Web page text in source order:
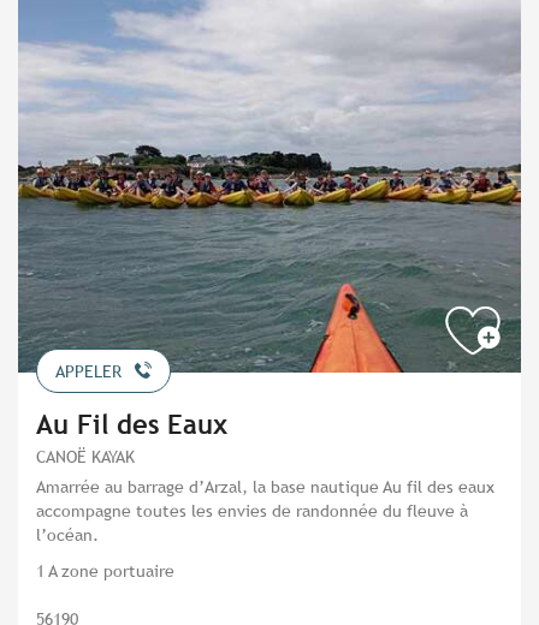
APPELER
Au Fil des Eaux
CANOË KAYAK
Amarrée au barrage d’Arzal, la base nautique Au fil des eaux
accompagne toutes les envies de randonnée du fleuve à
l’océan.
1 A zone portuaire
56190